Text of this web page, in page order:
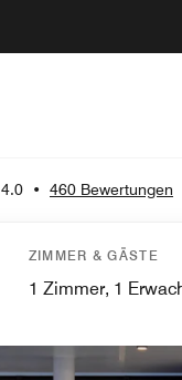
4.0 • 460 Bewertungen
ZIMMER & GÄSTE
1 Zimmer, 1